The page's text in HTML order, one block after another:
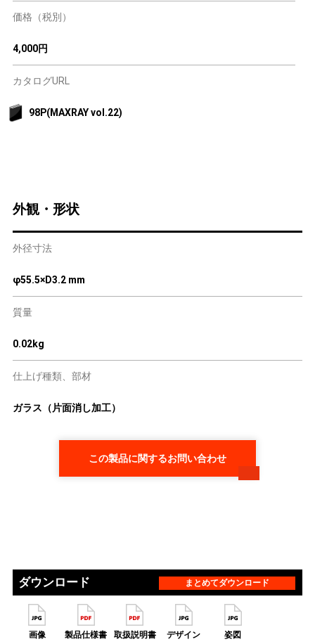
価格（税別）
4,000円
カタログURL
98P(MAXRAY vol.22)
外観・形状
外径寸法
φ55.5×D3.2 mm
質量
0.02kg
仕上げ種類、部材
ガラス（片面消し加工）
この製品に関するお問い合わせ
ダウンロード まとめてダウンロード
画像 製品仕様書 取扱説明書
デザイン
姿図